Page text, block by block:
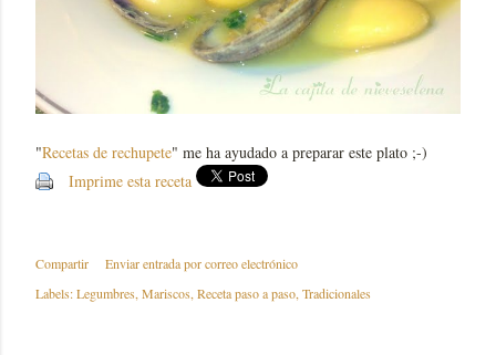
"Recetas de rechupete" me ha ayudado a preparar este plato ;-)
Imprime esta receta
Compartir
Enviar entrada por correo electrónico
Labels:Legumbres Mariscos Receta paso a paso Tradicionales